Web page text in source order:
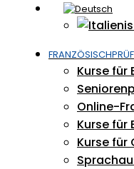
Kurse für
Online-
Kurse für
Kurse für